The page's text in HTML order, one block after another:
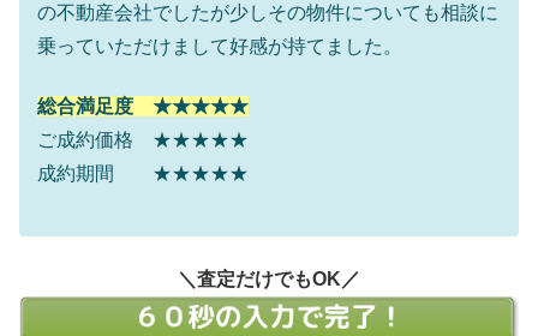
の不動産会社でしたが少しその物件についても相談に
乗っていただけまして好感が持てました。
総合満足度 ★★★★★
ご成約価格 ★★★★★
成約期間 ★★★★★
＼査定だけでもOK／